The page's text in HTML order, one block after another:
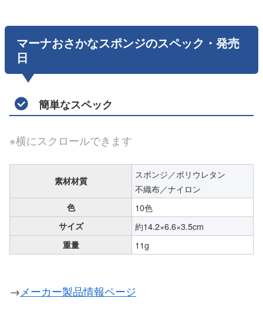
マーナおさかなスポンジのスペック・発売
日
簡単なスペック
※横にスクロールできます
素材材質
スポンジ／ポリウレタン
不織布／ナイロン
色 10色
サイズ 約14.2×6.6×3.5cm
重量 11g
→メーカー製品情報ページ